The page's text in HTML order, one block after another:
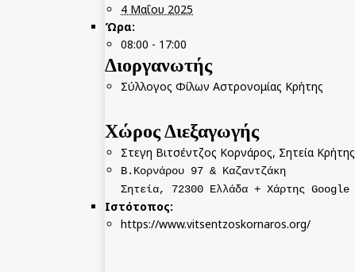
4 Μαΐου 2025
Ώρα:
08:00 - 17:00
Διοργανωτής
Σύλλογος Φίλων Αστρονομίας Κρήτης
Χώρος Διεξαγωγής
Στεγη Βιτσέντζος Κορνάρος, Σητεία Κρήτης
B.Κορνάρου 97 & Καζαντζάκη
Σητεία, 72300 Ελλάδα + Χάρτης Google
Ιστότοπος:
https://www.vitsentzoskornaros.org/